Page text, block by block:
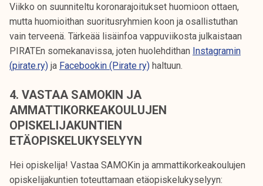
Viikko on suunniteltu koronarajoitukset huomioon ottaen,
mutta huomioithan suoritusryhmien koon ja osallistuthan
vain terveenä. Tärkeää lisäinfoa vappuviikosta julkaistaan
PIRATEn somekanavissa, joten huolehdithan Instagramin
(pirate.ry) ja Facebookin (Pirate ry) haltuun.
4. VASTAA SAMOKIN JA
AMMATTIKORKEAKOULUJEN
OPISKELIJAKUNTIEN
ETÄOPISKELUKYSELYYN
Hei opiskelija! Vastaa SAMOKin ja ammattikorkeakoulujen
opiskelijakuntien toteuttamaan etäopiskelukyselyyn: